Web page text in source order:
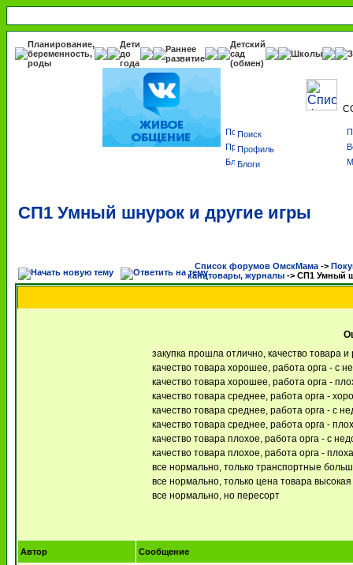
Планирование,
беременность,
роды
Дети
до
года
Раннее
развитие
Детский
сад
(обмен)
Школы
Поиск
Профиль
Блоги
СП1 Умный шнурок и другие игры
Список форумов ОмскМама ->
канцтовары, журналы -> СП1 Умный
закупка прошла отлично, качество товара
качество товара хорошее, работа орга - с
качество товара хорошее, работа орга -
качество товара среднее, работа орга -
качество товара среднее, работа орга - с
качество товара среднее, работа орга -
качество товара плохое, работа орга - с
качество товара плохое, работа орга -
все нормально, только транспортные
все нормально, только цена товара
все нормально, но пересорт
Автор
Сообщение